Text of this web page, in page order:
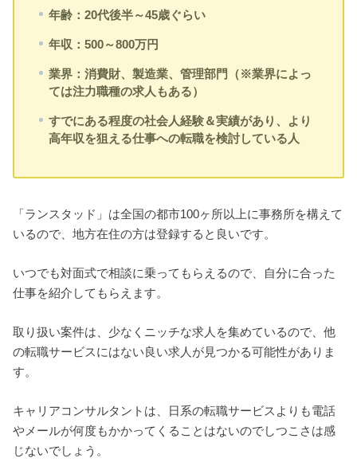
年齢：20代後半～45歳ぐらい
年収：500～800万円
業界：消費財、製造業、管理部門（※業界によっ
ては注力職種の求人もある）
すでにある程度の社会人経験＆実績があり、より
高年収を狙える仕事への転職を検討している人
「ランスタッド」は全国の都市100ヶ所以上に事務所を構えて
いるので、地方在住の方は登録すると良いです。
いつでも対面式で相談に乗ってもらえるので、自分に合った
仕事を紹介してもらえます。
取り扱い案件は、少なくニッチな求人を集めているので、他
の転職サービスにはない良い求人が見つかる可能性がありま
す。
キャリアコンサルタントは、日系の転職サービスよりも電話
やメールが何度もかかってくることはないのでしつこさは感
じないでしょう。